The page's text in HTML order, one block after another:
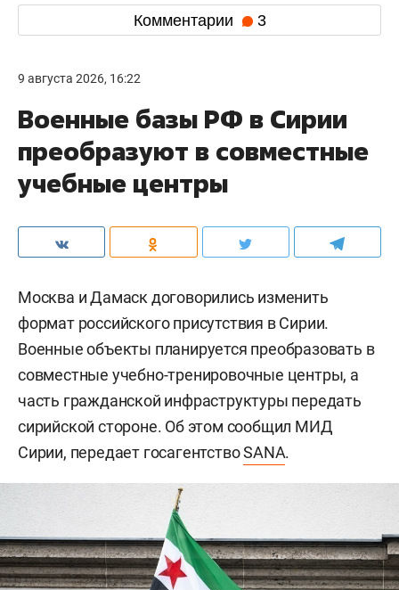
Комментарии 3
9 августа 2026, 16:22
Военные базы РФ в Сирии
преобразуют в совместные
учебные центры
Москва и Дамаск договорились изменить
формат российского присутствия в Сирии.
Военные объекты планируется преобразовать в
совместные учебно-тренировочные центры, а
часть гражданской инфраструктуры передать
сирийской стороне. Об этом сообщил МИД
Сирии, передает госагентствоSANA.